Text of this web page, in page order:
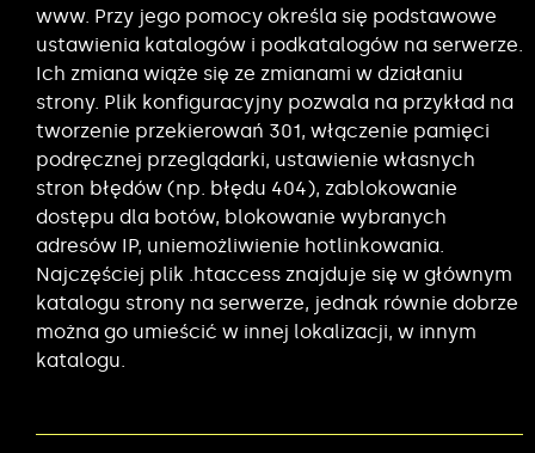
www. Przy jego pomocy określa się podstawowe
ustawienia katalogów i podkatalogów na serwerze.
Ich zmiana wiąże się ze zmianami w działaniu
strony. Plik konfiguracyjny pozwala na przykład na
tworzenie przekierowań 301, włączenie pamięci
podręcznej przeglądarki, ustawienie własnych
stron błędów (np. błędu 404), zablokowanie
dostępu dla botów, blokowanie wybranych
adresów IP, uniemożliwienie hotlinkowania.
Najczęściej plik .htaccess znajduje się w głównym
katalogu strony na serwerze, jednak równie dobrze
można go umieścić w innej lokalizacji, w innym
katalogu.